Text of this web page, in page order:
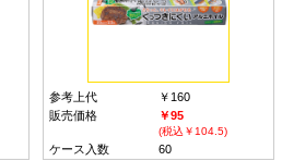
参考上代
￥160
販売価格
￥95
(税込￥104.5)
ケース入数 60